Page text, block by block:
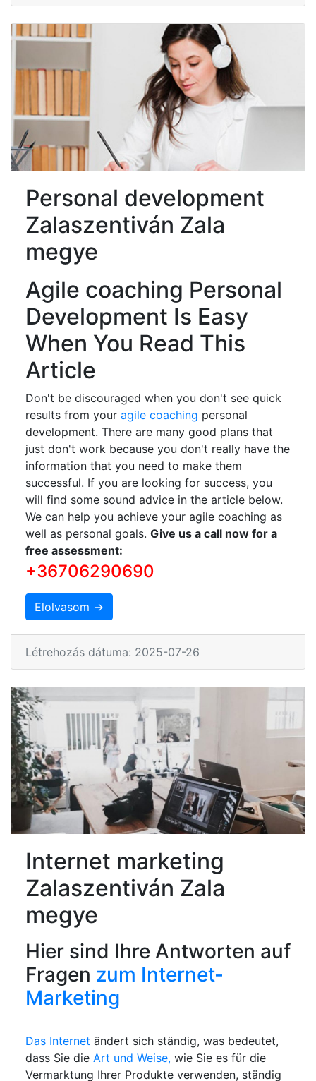
Personal development
Zalaszentiván Zala
megye
Agile coaching Personal
Development Is Easy
When You Read This
Article
Don't be discouraged when you don't see quick
results from your agile coaching personal
development. There are many good plans that
just don't work because you don't really have the
information that you need to make them
successful. If you are looking for success, you
will find some sound advice in the article below.
We can help you achieve your agile coaching as
well as personal goals. Give us a call now for a
free assessment:
+36706290690
Elolvasom →
Létrehozás dátuma: 2025-07-26
Internet marketing
Zalaszentiván Zala
megye
Hier sind Ihre Antworten auf
Fragen zum Internet-
Marketing
Das Internet ändert sich ständig, was bedeutet,
dass Sie die Art und Weise, wie Sie es für die
Vermarktung Ihrer Produkte verwenden, ständig